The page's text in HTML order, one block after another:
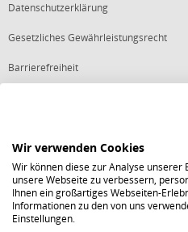
Datenschutzerklärung
Gesetzliches Gewährleistungsrecht
Barrierefreiheit
Starker Service
Shops mit dem
10, 15 oder 20
Einkaufserlebnis.
Echte Verlässlichkeit
Wir verwenden Cookies
Wir können diese zur Analyse
unsere Webseite zu verbessern,
Ihnen ein großartiges Webseiten-
Informationen zu den von uns
Einstellungen.